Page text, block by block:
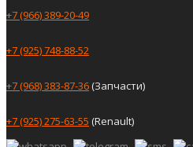
+7 (966) 389-20-49
+7 (925) 748-88-52
+7 (968) 383-87-36(Запчасти)
+7 (925) 275-63-55 (Renault)